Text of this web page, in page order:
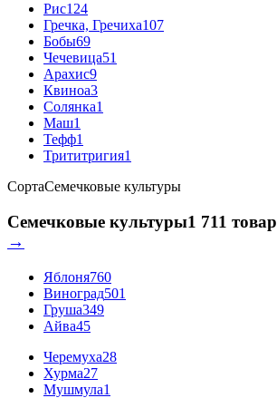
Рис124
Гречка, Гречиха107
Бобы69
Чечевица51
Арахис9
Квиноа3
Солянка1
Маш1
Тефф1
Трититригия1
СортаСемечковые культуры
Семечковые культуры1 711
→
Яблоня760
Виноград501
Груша349
Айва45
Черемуха28
Хурма27
Мушмула1